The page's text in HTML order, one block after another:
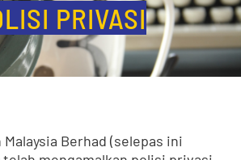
PRIVASI
Berhad (selepas ini